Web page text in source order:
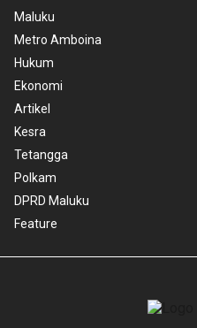
Maluku
Metro Amboina
Hukum
Ekonomi
Artikel
Kesra
Tetangga
Polkam
DPRD Maluku
Feature